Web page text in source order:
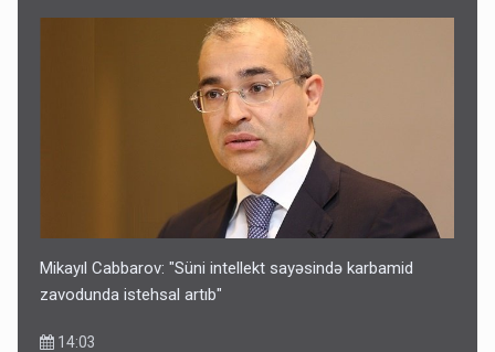
Mikayıl Cabbarov: "Süni intellekt sayəsində karbamid
zavodunda istehsal artıb"
14:03